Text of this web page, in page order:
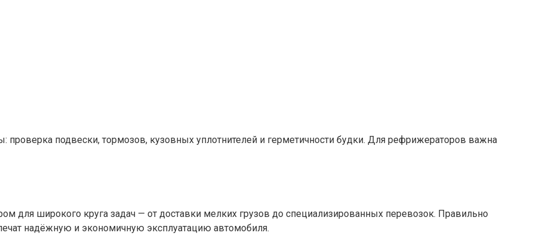
проверка подвески, тормозов, кузовных уплотнителей и герметичности будки. Для рефрижераторов важна
для широкого круга задач — от доставки мелких грузов до специализированных перевозок. Правильно
надёжную и экономичную эксплуатацию автомобиля.